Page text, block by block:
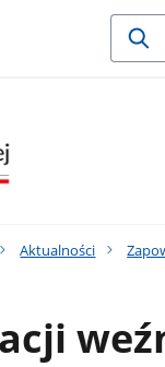
Aktualności